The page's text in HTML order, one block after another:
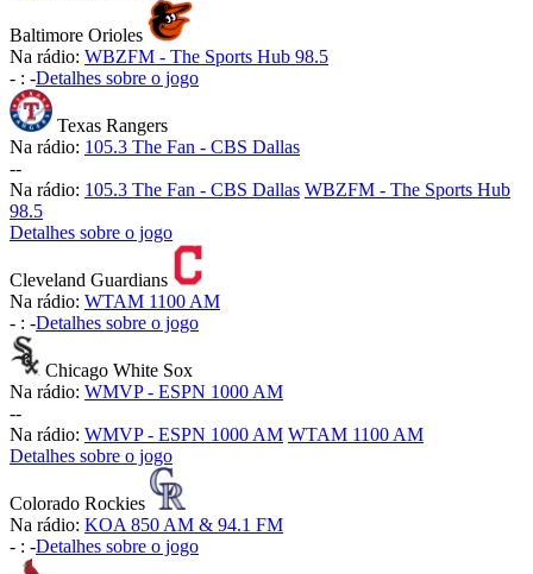
Baltimore Orioles
Na rádio: WBZFM - The Sports Hub 98.5
- : -Detalhes sobre o jogo
Texas Rangers
Na rádio: 105.3 The Fan - CBS Dallas
--
Na rádio: 105.3 The Fan - CBS Dallas WBZFM - The Sports Hub
98.5
Detalhes sobre o jogo
Cleveland Guardians
Na rádio: WTAM 1100 AM
- : -Detalhes sobre o jogo
Chicago White Sox
Na rádio: WMVP - ESPN 1000 AM
--
Na rádio: WMVP - ESPN 1000 AM WTAM 1100 AM
Detalhes sobre o jogo
Colorado Rockies
Na rádio: KOA 850 AM & 94.1 FM
- : -Detalhes sobre o jogo